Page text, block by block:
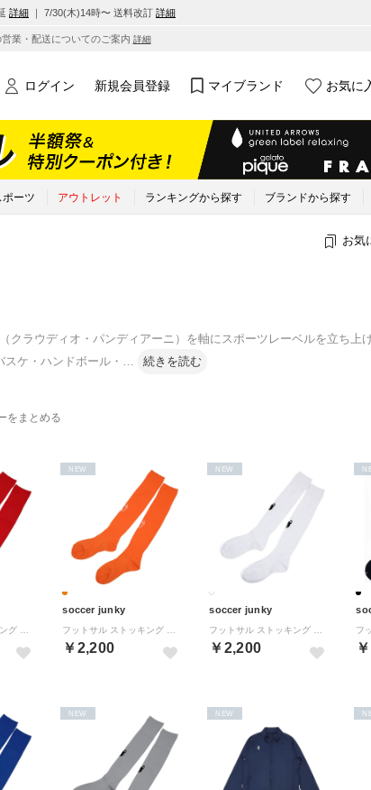
詳細 ｜ 7/30(木)14時〜 送料改訂 詳細
営業・配送についてのご案内 詳細
ログイン 新規会員登録 マイブランド お気に
ポーツ アウトレット ランキングから探す ブランドから探す
お気
ラウディオ・パンディアーニ）を軸にスポーツレーベルを立ち上
ケ・ハンドボール・
続きを読む
をまとめる
soccer junky
￥2,200
NEW
soccer junky
￥2,200
NEW
NEW NEW